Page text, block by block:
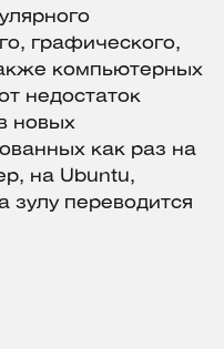
графического,
компьютерных
недостаток
новых
как раз на
на Ubuntu,
зулу переводится